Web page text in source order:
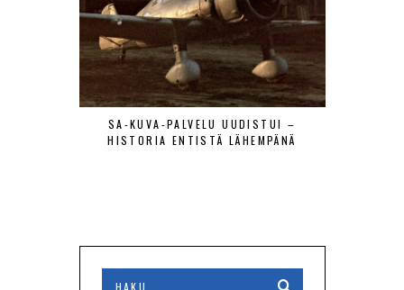
SA-KUVA-PALVELU UUDISTUI –
HISTORIA ENTISTÄ LÄHEMPÄNÄ